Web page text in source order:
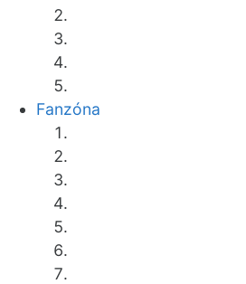
Fanzóna